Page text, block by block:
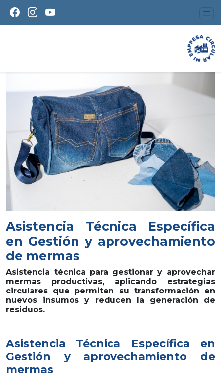
Asistencia Técnica Específica
en Gestión y aprovechamiento
de mermas
Asistencia técnica para gestionar y aprovechar
mermas productivas, aplicando estrategias
circulares que permiten su transformación en
nuevos insumos y reducen la generación de
residuos.
Asistencia Técnica Específica en
Gestión y aprovechamiento de
mermas